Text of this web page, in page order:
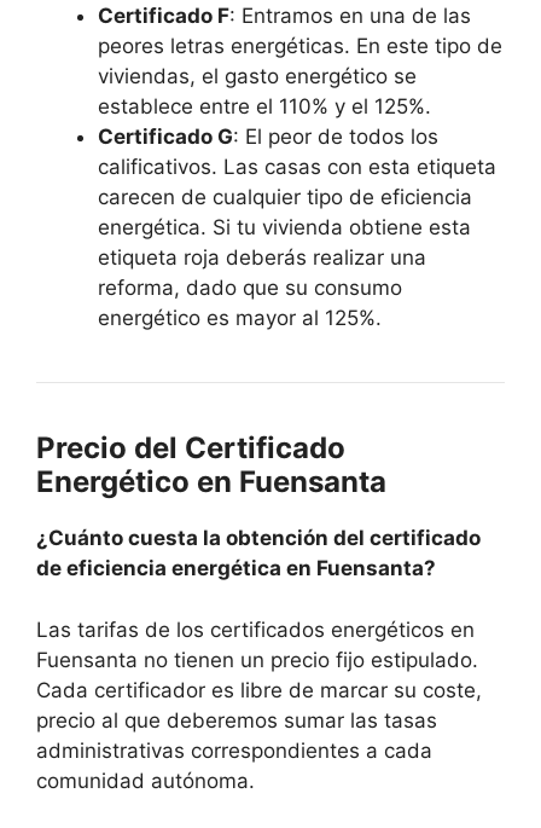
Certificado F: Entramos en una de las
peores letras energéticas. En este tipo de
viviendas, el gasto energético se
establece entre el 110% y el 125%.
Certificado G: El peor de todos los
calificativos. Las casas con esta etiqueta
carecen de cualquier tipo de eficiencia
energética. Si tu vivienda obtiene esta
etiqueta roja deberás realizar una
reforma, dado que su consumo
energético es mayor al 125%.
Precio del Certificado
Energético en Fuensanta
¿Cuánto cuesta la obtención del certificado
de eficiencia energética en Fuensanta?
Las tarifas de los certificados energéticos en
Fuensanta no tienen un precio fijo estipulado.
Cada certificador es libre de marcar su coste,
precio al que deberemos sumar las tasas
administrativas correspondientes a cada
comunidad autónoma.